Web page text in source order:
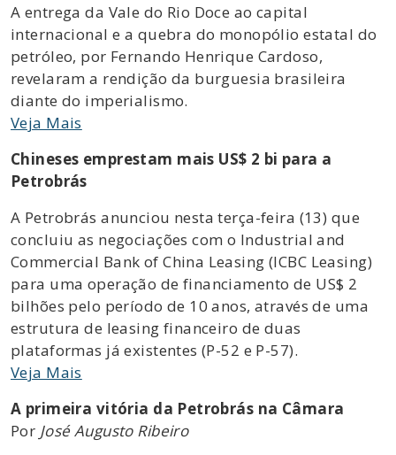
A entrega da Vale do Rio Doce ao capital
internacional e a quebra do monopólio estatal do
petróleo, por Fernando Henrique Cardoso,
revelaram a rendição da burguesia brasileira
diante do imperialismo.
Veja Mais
Chineses emprestam mais US$ 2 bi para a
Petrobrás
A Petrobrás anunciou nesta terça-feira (13) que
concluiu as negociações com o Industrial and
Commercial Bank of China Leasing (ICBC Leasing)
para uma operação de financiamento de US$ 2
bilhões pelo período de 10 anos, através de uma
estrutura de leasing financeiro de duas
plataformas já existentes (P-52 e P-57).
Veja Mais
A primeira vitória da Petrobrás na Câmara
Por José Augusto Ribeiro